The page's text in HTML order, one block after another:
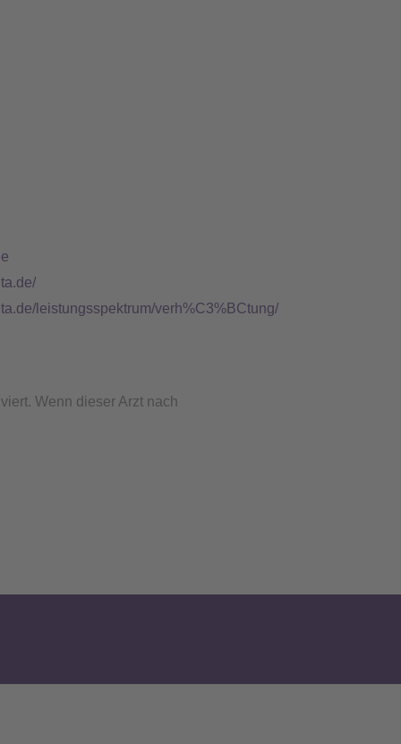
leistungsspektrum/verh%C3%BCtung/
Wenn dieser Arzt nach